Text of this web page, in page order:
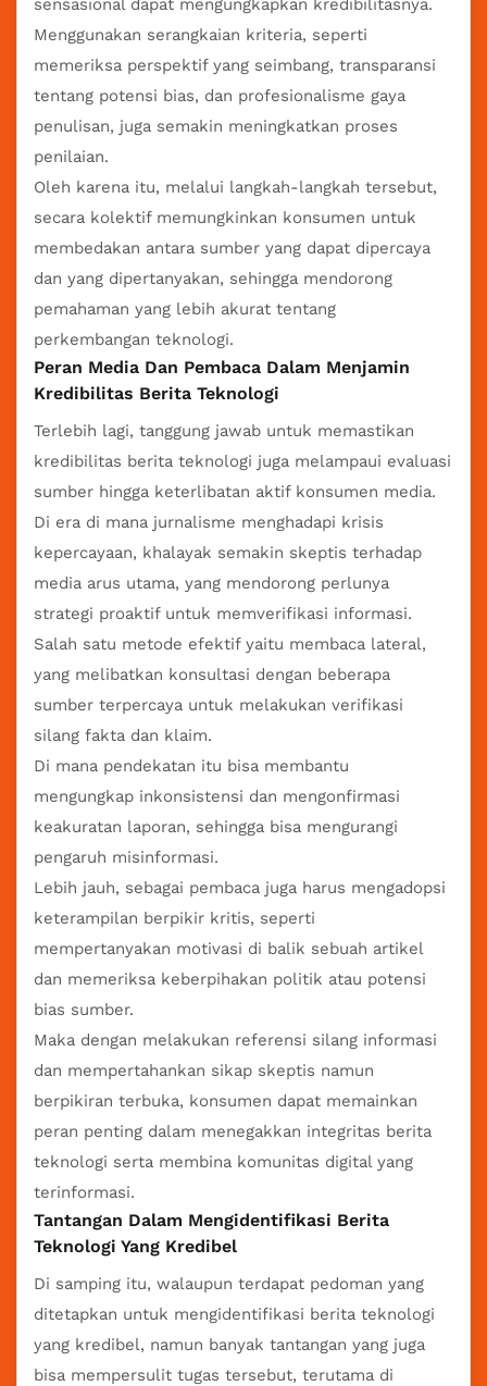
sensasional dapat mengungkapkan kredibilitasnya.
Menggunakan serangkaian kriteria, seperti
memeriksa perspektif yang seimbang, transparansi
tentang potensi bias, dan profesionalisme gaya
penulisan, juga semakin meningkatkan proses
penilaian.
Oleh karena itu, melalui langkah-langkah tersebut,
secara kolektif memungkinkan konsumen untuk
membedakan antara sumber yang dapat dipercaya
dan yang dipertanyakan, sehingga mendorong
pemahaman yang lebih akurat tentang
perkembangan teknologi.
Peran Media Dan Pembaca Dalam Menjamin
Kredibilitas Berita Teknologi
Terlebih lagi, tanggung jawab untuk memastikan
kredibilitas berita teknologi juga melampaui evaluasi
sumber hingga keterlibatan aktif konsumen media.
Di era di mana jurnalisme menghadapi krisis
kepercayaan, khalayak semakin skeptis terhadap
media arus utama, yang mendorong perlunya
strategi proaktif untuk memverifikasi informasi.
Salah satu metode efektif yaitu membaca lateral,
yang melibatkan konsultasi dengan beberapa
sumber terpercaya untuk melakukan verifikasi
silang fakta dan klaim.
Di mana pendekatan itu bisa membantu
mengungkap inkonsistensi dan mengonfirmasi
keakuratan laporan, sehingga bisa mengurangi
pengaruh misinformasi.
Lebih jauh, sebagai pembaca juga harus mengadopsi
keterampilan berpikir kritis, seperti
mempertanyakan motivasi di balik sebuah artikel
dan memeriksa keberpihakan politik atau potensi
bias sumber.
Maka dengan melakukan referensi silang informasi
dan mempertahankan sikap skeptis namun
berpikiran terbuka, konsumen dapat memainkan
peran penting dalam menegakkan integritas berita
teknologi serta membina komunitas digital yang
terinformasi.
Tantangan Dalam Mengidentifikasi Berita
Teknologi Yang Kredibel
Di samping itu, walaupun terdapat pedoman yang
ditetapkan untuk mengidentifikasi berita teknologi
yang kredibel, namun banyak tantangan yang juga
bisa mempersulit tugas tersebut, terutama di